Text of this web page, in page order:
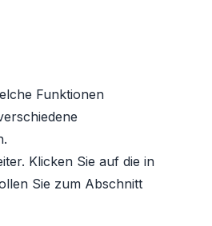
Funktionen
Klicken Sie auf die in
Sie zum Abschnitt